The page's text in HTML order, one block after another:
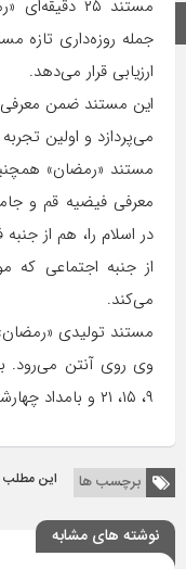
مستند ۲۵
جمله روزه‌داری تازه
ارزیابی قرار می‌دهد.
این مستند ضمن
می‌پردازد و اولین
مستند «رمضان»
معرفی فیضیه قم و
در اسلام را، هم از
از جنبه اجتماعی
می‌کند.
وی روی آنتن می‌رود.
۹، ۱۵، ۲۱ و بامداد چهارشنبه ساعت یک بامداد پخش می‌شود.
برچسب ها این
نوشته های مشابه